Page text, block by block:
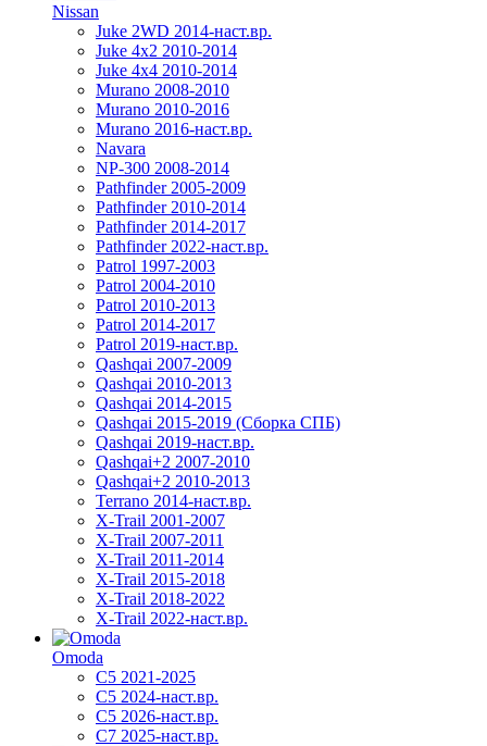
Nissan
Juke 2WD 2014-наст.вр.
Juke 4x2 2010-2014
Juke 4x4 2010-2014
Murano 2008-2010
Murano 2010-2016
Murano 2016-наст.вр.
Navara
NP-300 2008-2014
Pathfinder 2005-2009
Pathfinder 2010-2014
Pathfinder 2014-2017
Pathfinder 2022-наст.вр.
Patrol 1997-2003
Patrol 2004-2010
Patrol 2010-2013
Patrol 2014-2017
Patrol 2019-наст.вр.
Qashqai 2007-2009
Qashqai 2010-2013
Qashqai 2014-2015
Qashqai 2015-2019 (Сборка СПБ)
Qashqai 2019-наст.вр.
Qashqai+2 2007-2010
Qashqai+2 2010-2013
Terrano 2014-наст.вр.
X-Trail 2001-2007
X-Trail 2007-2011
X-Trail 2011-2014
X-Trail 2015-2018
X-Trail 2018-2022
X-Trail 2022-наст.вр.
Omoda
C5 2021-2025
C5 2024-наст.вр.
C5 2026-наст.вр.
C7 2025-наст.вр.